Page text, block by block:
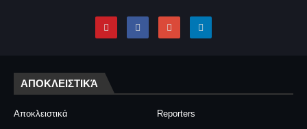
ΑΠΟΚΛΕΙΣΤΙΚΆ
Αποκλειστικά Reporters